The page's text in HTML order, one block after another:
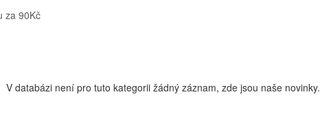
za 90Kč
V databázi není pro tuto kategorii žádný záznam, zde jsou naše novinky.